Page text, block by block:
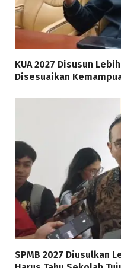
KUA 2027 Disusun
Disesuaikan
SPMB 2027 Diusulkan